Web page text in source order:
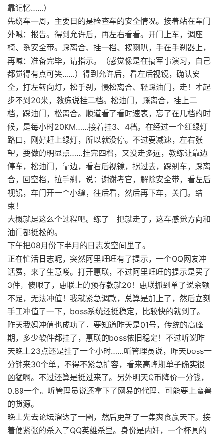
靠记忆……）
先绕车一周，主要目的是检查车的安全情况。接着站在车门
外喊：报告。得到允许后，再左右看看。开门上车，调座
椅、系安全带。踩离合、挂一档、按喇叭，手在手刹器上，
再喊：准备完毕，请指示。（感觉像是在搞军事演习，自己
都觉得有点可笑……）得到允许后，看左后视镜，确认安
全，打左转向灯，松手刹，慢松离合、轻踩油门，走！才起
步不到20米，教练说挂二档。松油门，踩离合，挂上二
档，踩油门，松离合。顺道看了看时速表，忘了在几档的时
候，是每小时20KM……接着挂3、4档。在经过一个红绿灯
路口，刚好赶上绿灯，所以就没停。不过要减速，左右张
望，要做的明显点……挂完四档，又没走多远，教练让靠边
停车，松油门，靠边，看右后视镜，拐过去，踩刹车，踩离
合，回空档，拉手刹，说：谢谢考官，解除安全带，看左后
视镜，车门开一个小缝，往后看，然后再下车，关门。结
束！
大概就是这么个过程吧。练了一把就走了，这车感觉方向和
油门都挺松的。
下午把08月份下半月的日志发空间里了。
正在忙活日志呢，突然阿里旺旺有了提示，一个QQ网友冲
话费，来了生意喽。打开惠联，不过阿里旺旺的提示是买了
3件，傻眼了，惠联上的预存款就20！惠联抓到单子说余额
不足，无法冲值！我就紧急调款，总算是加上了，然后立刻
手工冲值了一下，boss系统还挺稳定，比较快的就到了。
昨天我妈冲值也成功了，要知道昨天是01号，传统的高峰
期，多少软件都挂了，惠联的boss依旧稳定！不过听说昨
天晚上23点还是挂了一个小时……听管理员说，昨天boss一
分钟来30个单，不得不紧急扩容，看来高峰期单子确实很
凶猛啊。不过还算是挺过来了。另外明天Q币降价一分钱，
0.89一个。听管理员说还拿下了网易的代理，可能要上魔兽
的货源。
晚上先去论坛溜达了一圈，然后更新了一集爽食赢天下。接
着便紧张的杀入了QQ英雄杀里。身份是内奸，一个杯具的